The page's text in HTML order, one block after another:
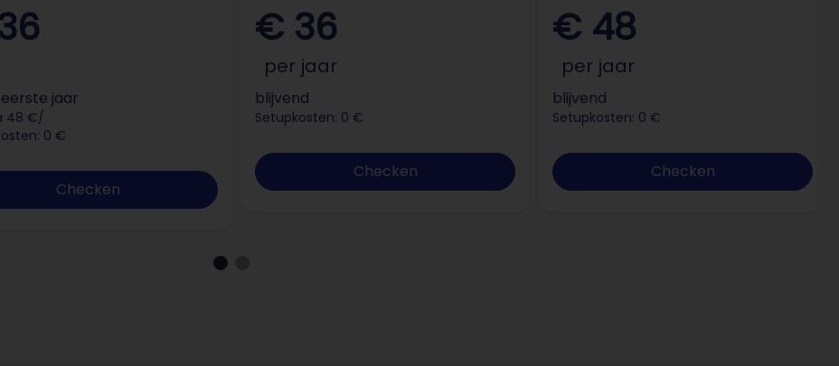
jaar
48 €/
0 €
Checken
€ 36
per jaar
blijvend
Setupkosten: 0 €
Checken
€ 48
per jaar
blijvend
Setupkosten: 0 €
Checken